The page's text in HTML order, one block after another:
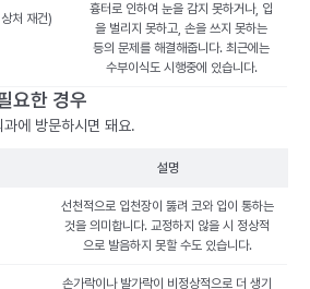
처 재건)
흉터로 인하여 눈을 감지 못하거나, 입
을 벌리지 못하고, 손을 쓰지 못하는
등의 문제를 해결해줍니다. 최근에는
수부이식도 시행중에 있습니다.
요한 경우
에 방문하시면 돼요.
설명
선천적으로 입천장이 뚫려 코와 입이 통하는
것을 의미합니다. 교정하지 않을 시 정상적
으로 발음하지 못할 수도 있습니다.
손가락이나 발가락이 비정상적으로 더 생기